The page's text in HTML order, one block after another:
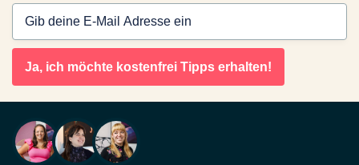
Ja, ich möchte kostenfrei Tipps erhalten!